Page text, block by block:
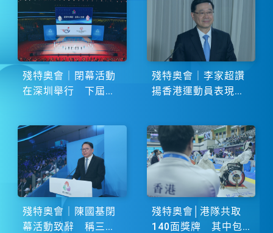
殘特奧會｜閉幕活動
在深圳舉行 下屆由
殘特奧會｜李家超讚
揚香港運動員表現卓
殘特奧會｜陳國基閉
幕活動致辭 稱三地
殘特奧會│港隊共取
140面獎牌 其中包